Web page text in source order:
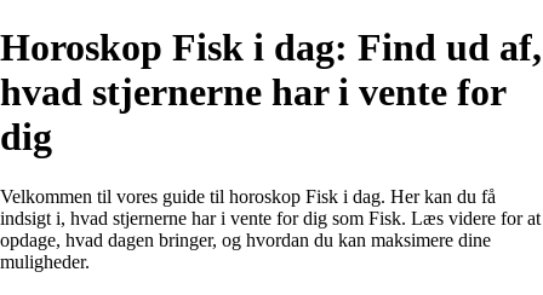
Horoskop Fisk i dag: Find ud af,
hvad stjernerne har i vente for
dig
Velkommen til vores guide til horoskop Fisk i dag. Her kan du få
indsigt i, hvad stjernerne har i vente for dig som Fisk. Læs videre for at
opdage, hvad dagen bringer, og hvordan du kan maksimere dine
muligheder.